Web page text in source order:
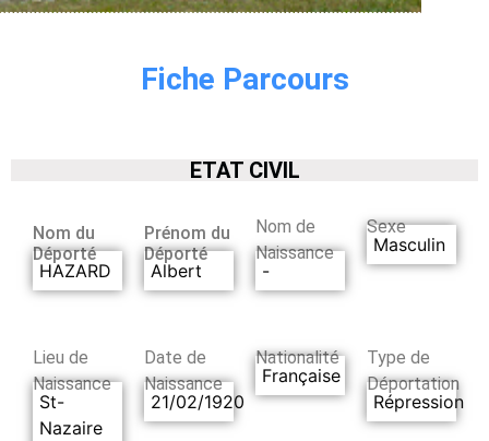
Fiche Parcours
ETAT CIVIL
Nom du
Déporté
HAZARD
Prénom du
Déporté
Albert
Nom de
Naissance
-
Sexe
Masculin
Lieu de
Naissance
St-
Nazaire
Date de
Naissance
21/02/1920
Nationalité
Française
Type de
Déportation
Répression